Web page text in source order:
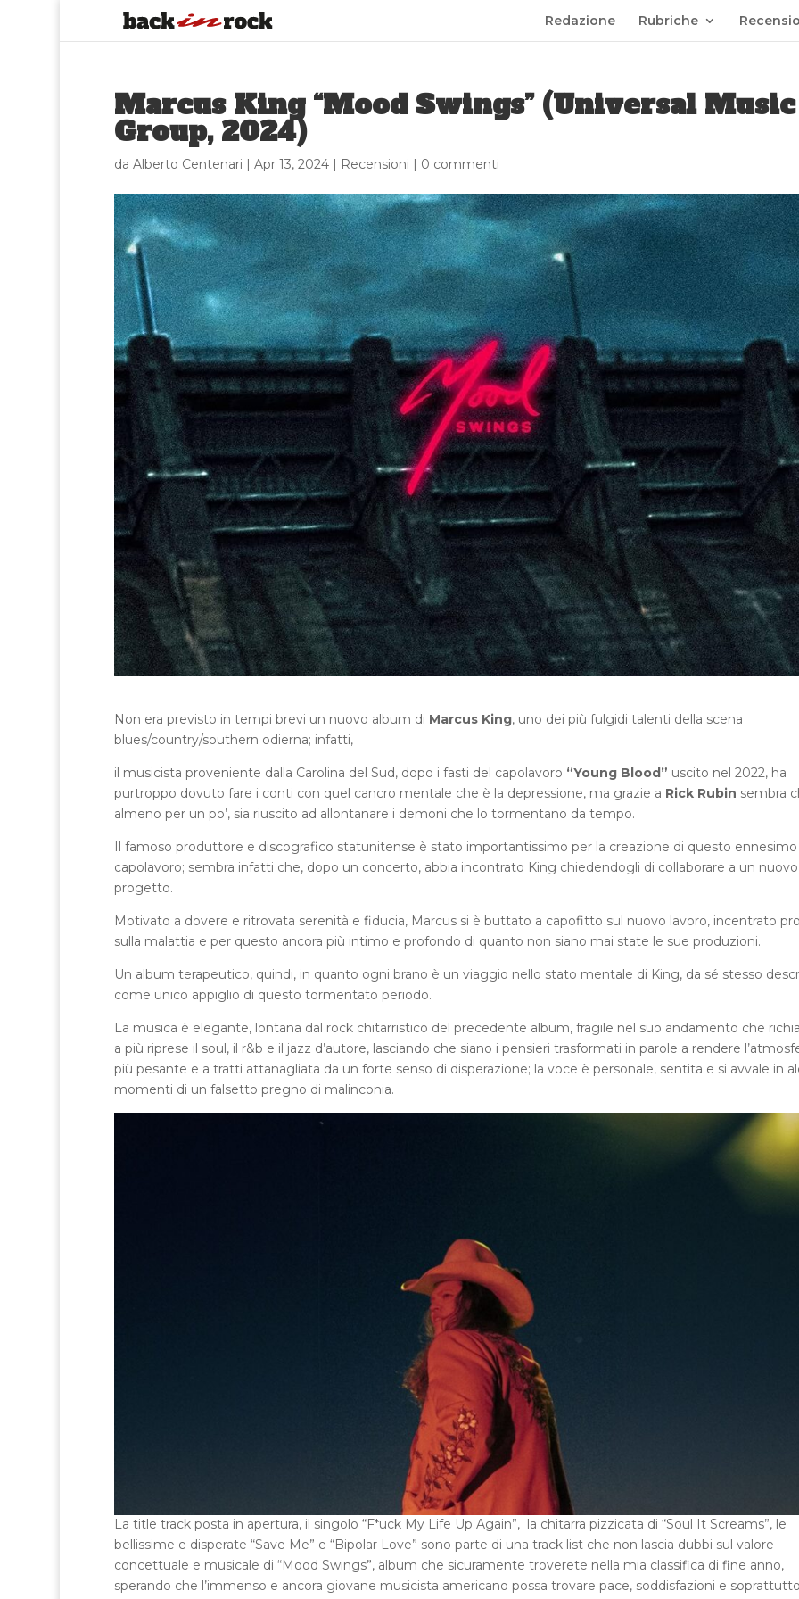
Redazione Rubriche
Marcus King “Mood Swings” (Universal Music
Group, 2024)
da Alberto Centenari | Apr 13, 2024| Recensioni | 0 commenti
Non era previsto in tempi brevi un nuovo album di Marcus King, uno dei più fulgidi talenti della scena
blues/country/southern odierna; infatti,
il musicista proveniente dalla Carolina del Sud, dopo i fasti del capolavoro “Young Blood” uscito nel 2022, ha
purtroppo dovuto fare i conti con quel cancro mentale che è la depressione, ma grazie a Rick Rubin sembra
almeno per un po’, sia riuscito ad allontanare i demoni che lo tormentano da tempo.
Il famoso produttore e discografico statunitense è stato importantissimo per la creazione di questo ennesimo
capolavoro; sembra infatti che, dopo un concerto, abbia incontrato King chiedendogli di collaborare a un nuovo
progetto.
Motivato a dovere e ritrovata serenità e fiducia, Marcus si è buttato a capofitto sul nuovo lavoro, incentrato
sulla malattia e per questo ancora più intimo e profondo di quanto non siano mai state le sue produzioni.
Un album terapeutico, quindi, in quanto ogni brano è un viaggio nello stato mentale di King, da sé stesso
come unico appiglio di questo tormentato periodo.
La musica è elegante, lontana dal rock chitarristico del precedente album, fragile nel suo andamento che
a più riprese il soul, il r&b e il jazz d’autore, lasciando che siano i pensieri trasformati in parole a rendere
più pesante e a tratti attanagliata da un forte senso di disperazione; la voce è personale, sentita e si avvale in
momenti di un falsetto pregno di malinconia.
La title track posta in apertura, il singolo “F*uck My Life Up Again”, la chitarra pizzicata di “Soul It Screams”, le
bellissime e disperate “Save Me” e “Bipolar Love” sono parte di una track list che non lascia dubbi sul valore
concettuale e musicale di “Mood Swings”, album che sicuramente troverete nella mia classifica di fine anno,
sperando che l’immenso e ancora giovane musicista americano possa trovare pace, soddisfazioni e